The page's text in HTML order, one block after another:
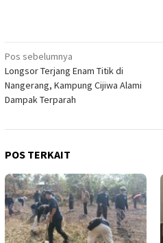
Navigasi
pos
Pos sebelumnya
Longsor Terjang Enam Titik di
Nangerang, Kampung Cijiwa Alami
Dampak Terparah
POS TERKAIT